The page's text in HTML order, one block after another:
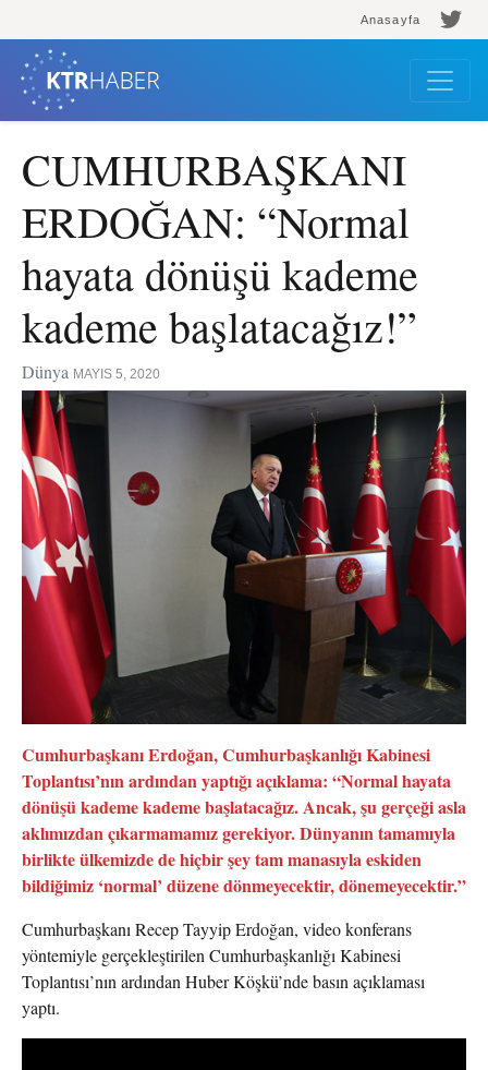
Anasayfa
CUMHURBAŞKANI
ERDOĞAN: “Normal
hayata dönüşü kademe
kademe başlatacağız!”
Dünya MAYIS 5, 2020
Cumhurbaşkanı Erdoğan, Cumhurbaşkanlığı Kabinesi
Toplantısı’nın ardından yaptığı açıklama: “Normal hayata
dönüşü kademe kademe başlatacağız. Ancak, şu gerçeği asla
aklımızdan çıkarmamamız gerekiyor. Dünyanın tamamıyla
birlikte ülkemizde de hiçbir şey tam manasıyla eskiden
bildiğimiz ‘normal’ düzene dönmeyecektir, dönemeyecektir.”
Cumhurbaşkanı Recep Tayyip Erdoğan, video konferans
yöntemiyle gerçekleştirilen Cumhurbaşkanlığı Kabinesi
Toplantısı’nın ardından Huber Köşkü’nde basın açıklaması
yaptı.